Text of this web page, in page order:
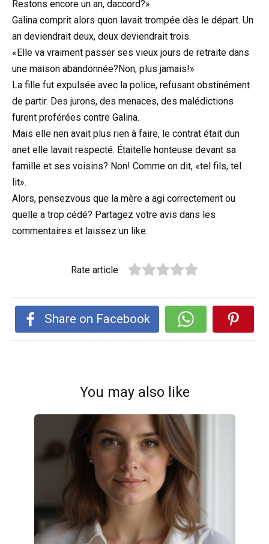
Restons encore un an, daccord?»
Galina comprit alors quon lavait trompée dès le départ. Un
an deviendrait deux, deux deviendrait trois.
«Elle va vraiment passer ses vieux jours de retraite dans
une maison abandonnée?Non, plus jamais!»
La fille fut expulsée avec la police, refusant obstinément
de partir. Des jurons, des menaces, des malédictions
furent proférées contre Galina.
Mais elle nen avait plus rien à faire, le contrat était dun
anet elle lavait respecté. Étaitelle honteuse devant sa
famille et ses voisins? Non! Comme on dit, «tel fils, tel
lit».
Alors, pensezvous que la mère a agi correctement ou
quelle a trop cédé? Partagez votre avis dans les
commentaires et laissez un like.
Rate article
Share on Facebook
You may also like